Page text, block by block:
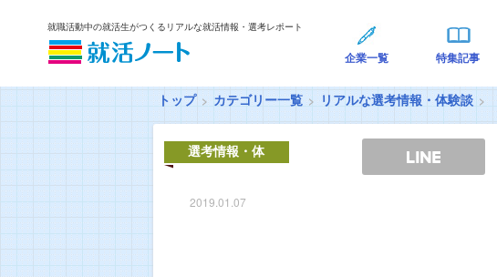
就職活動中の就活生がつくるリアルな就活情報・選考レポート
企業一覧 特集記事
トップ カテゴリー一覧 リアルな選考情報・体験談
選考情報・体
2019.01.07